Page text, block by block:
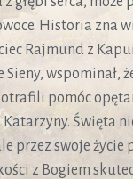
Historia zna
Rajmund z
Sieny, wspominał,
pomóc
Katarzyny. Święta
przez swoje życie
z Bogiem